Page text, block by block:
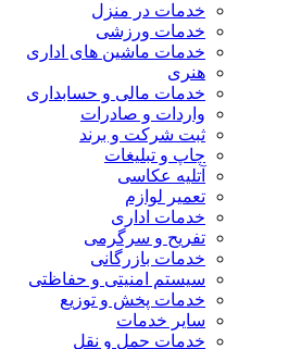
خدمات در منزل
خدمات ورزشی
خدمات ماشین های اداری
هنری
خدمات مالی و حسابداری
واردات و صادرات
ثبت شرکت و برند
چاپ و تبلیغات
آتلیه عکاسی
تعمیر لوازم
خدمات اداری
تفریح و سرگرمی
خدمات بازرگانی
سیستم امنیتی و حفاظتی
خدمات پخش و توزیع
سایر خدمات
خدمات حمل و نقل